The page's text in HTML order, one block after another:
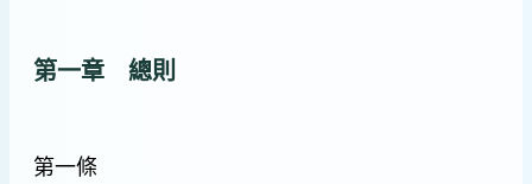
第一章 總則
第一條